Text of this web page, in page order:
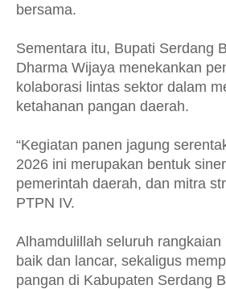
bersama.
Sementara itu, Bupati Serdang
Dharma Wijaya menekankan
kolaborasi lintas sektor dalam
ketahanan pangan daerah.
“Kegiatan panen jagung
2026 ini merupakan bentuk
pemerintah daerah, dan mitra
PTPN IV.
Alhamdulillah seluruh rangkaian
baik dan lancar, sekaligus
pangan di Kabupaten Serdang